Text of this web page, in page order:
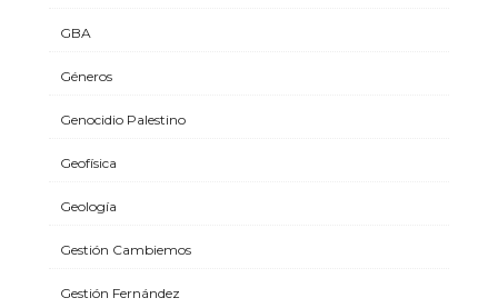
GBA
Géneros
Genocidio Palestino
Geofísica
Geología
Gestión Cambiemos
Gestión Fernández